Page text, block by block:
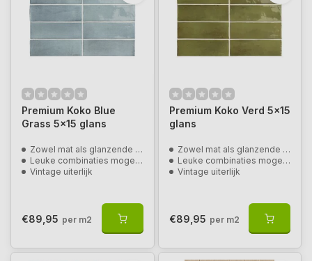
Premium Koko Blue
Grass 5x15 glans
Zowel mat als glanzende uitvoering
Leuke combinaties mogelijk
Vintage uiterlijk
€89,95 per m2
Premium Koko Verd 5x15
glans
Zowel mat als glanzende uitvoering
Leuke combinaties mogelijk
Vintage uiterlijk
€89,95 per m2